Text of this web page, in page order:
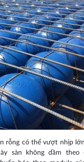
rỗng có thể vượt nhịp
sàn không dầm theo